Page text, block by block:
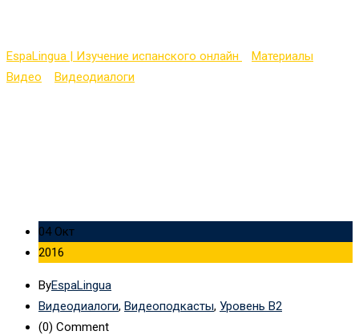
EspaLingua | Изучение испанского онлайн Материалы
Видео
Видеодиалоги
04 Окт
2016
ByEspaLingua
Видеодиалоги, Видеоподкасты, Уровень B2
(0) Comment